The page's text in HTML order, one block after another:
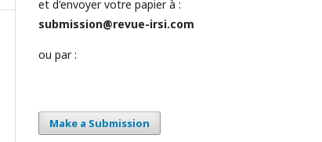
et d'envoyer votre papier à :
submission@revue-irsi.com
ou par :
Make a Submission